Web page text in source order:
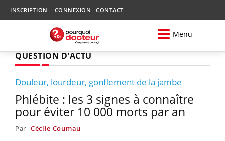
INSCRIPTION CONNEXION CONTACT
Menu
QUESTION D'ACTU
Douleur, lourdeur, gonflement de la jambe
Phlébite : les 3 signes à connaître
pour éviter 10 000 morts par an
Par Cécile Coumau